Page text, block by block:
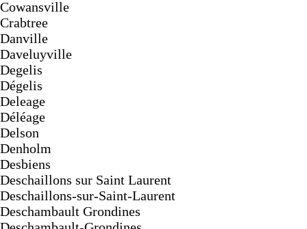
Cowansville
Crabtree
Danville
Daveluyville
Degelis
Dégelis
Deleage
Déléage
Delson
Denholm
Desbiens
Deschaillons sur Saint Laurent
Deschaillons-sur-Saint-Laurent
Deschambault Grondines